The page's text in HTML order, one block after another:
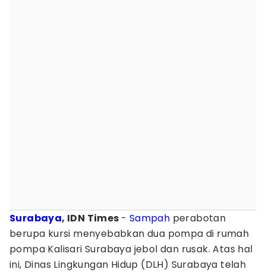
Surabaya, IDN Times - Sampah perabotan
berupa kursi menyebabkan dua pompa di rumah
pompa Kalisari Surabaya jebol dan rusak. Atas hal
ini, Dinas Lingkungan Hidup (DLH) Surabaya telah